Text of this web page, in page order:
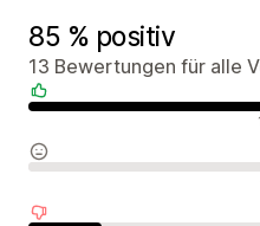
85 % positiv
13 Bewertungen für alle
Positive Bewertungen
Neutrale Bewertungen